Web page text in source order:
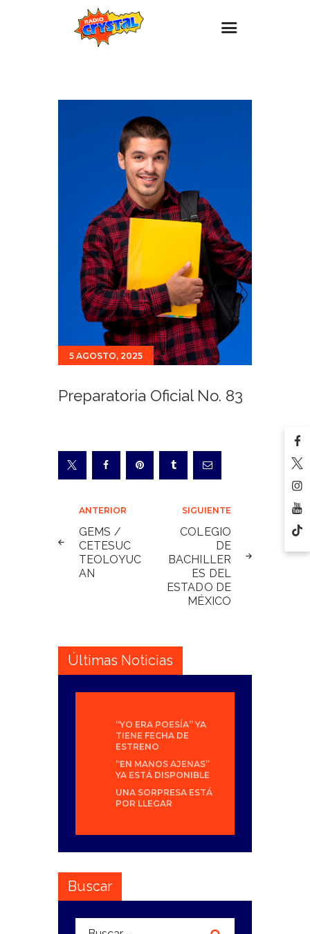
Promociones
Contacto
5 AGOSTO, 2025
Preparatoria Oficial No. 83
Navegación
de
entradas
ANTERIOR
GEMS /
CETESUC
TEOLOYUC
AN
SIGUIENTE
COLEGIO
DE
BACHILLER
ES DEL
ESTADO DE
MÉXICO
Últimas Noticias
“YO ERA POESÍA” YA
TIENE FECHA DE
ESTRENO
“EN MANOS AJENAS”
YA ESTÁ DISPONIBLE
UNA SORPRESA ESTÁ
POR LLEGAR
Buscar
Buscar: